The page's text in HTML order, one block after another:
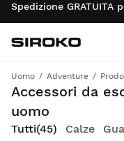
Spedizione
Vai alla
Uomo Adventure
Accessori da
uomo
Immancabili in tutte le tue avventure. Qualità e funzionalità in ogni passo del cammino.
Tutti(45) Calze